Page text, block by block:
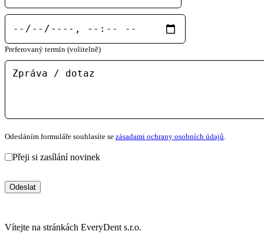
Preferovaný termín (volitelně)
Odesláním formuláře souhlasíte se zásadami ochrany osobních údajů
Přeji si zasílání novinek
Odeslat
Vítejte na stránkách EveryDent s.r.o.